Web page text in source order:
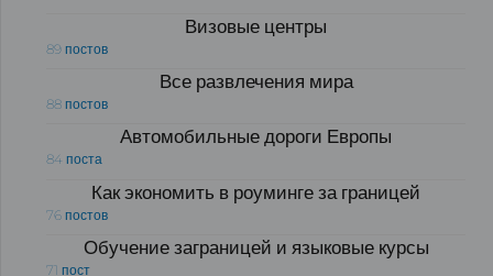
Визовые центры
89 постов
Все развлечения мира
88 постов
Автомобильные дороги Европы
84 поста
Как экономить в роуминге за границей
76 постов
Обучение заграницей и языковые курсы
71 пост